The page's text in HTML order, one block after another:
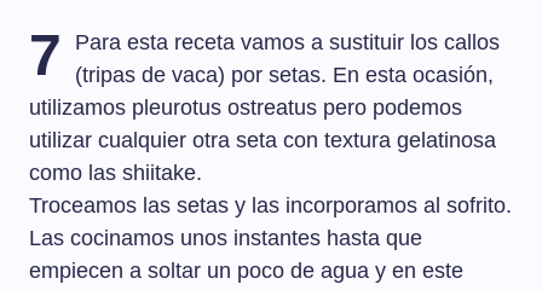
7
Para esta receta vamos a sustituir los callos
(tripas de vaca) por setas. En esta ocasión,
utilizamos pleurotus ostreatus pero podemos
utilizar cualquier otra seta con textura gelatinosa
como las shiitake.
Troceamos las setas y las incorporamos al sofrito.
Las cocinamos unos instantes hasta que
empiecen a soltar un poco de agua y en este